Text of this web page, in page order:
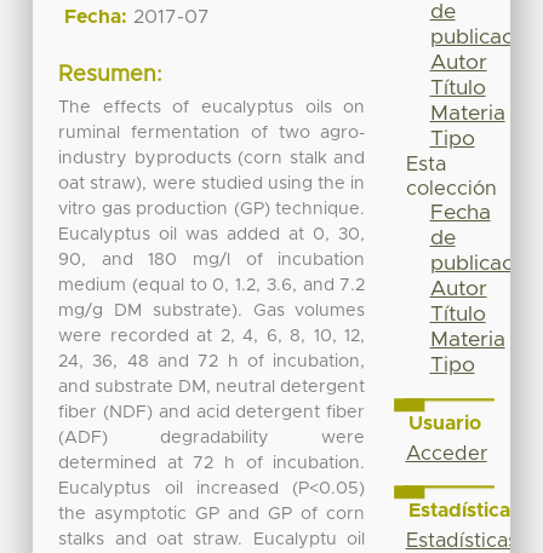
Fecha: 2017-07
Resumen:
The effects of eucalyptus oils on
ruminal fermentation of two agro-
industry byproducts (corn stalk and
oat straw), were studied using the in
vitro gas production (GP) technique.
Eucalyptus oil was added at 0, 30,
90, and 180 mg/l of incubation
medium (equal to 0, 1.2, 3.6, and 7.2
mg/g DM substrate). Gas volumes
were recorded at 2, 4, 6, 8, 10, 12,
24, 36, 48 and 72 h of incubation,
and substrate DM, neutral detergent
fiber (NDF) and acid detergent fiber
(ADF) degradability were
determined at 72 h of incubation.
Eucalyptus oil increased (P<0.05)
the asymptotic GP and GP of corn
stalks and oat straw. Eucalyptu oil
de
publicación
Autor
Título
Materia
Tipo
Esta
colección
Fecha
de
publicación
Autor
Título
Materia
Tipo
Usuario
Acceder
Estadísticas
Estadísticas